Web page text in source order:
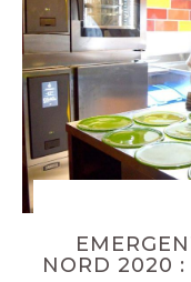
NORD 2020 :